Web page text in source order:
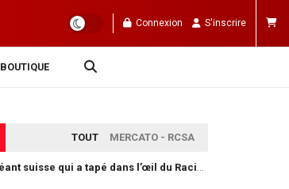
Connexion S'inscrire
BOUTIQUE
TOUT MERCATO - RCSA